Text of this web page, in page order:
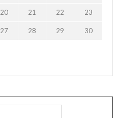
20 21 22 23
27 28 29 30